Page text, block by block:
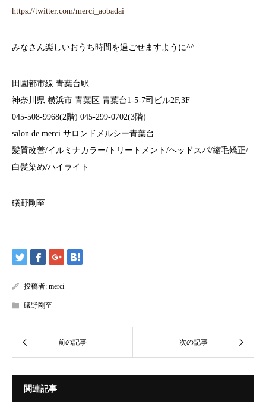
https://twitter.com/merci_aobadai
みなさん楽しいおうち時間を過ごせますように^^
田園都市線 青葉台駅
神奈川県 横浜市 青葉区 青葉台1-5-7司ビル2F,3F
045-508-9968(2階) 045-299-0702(3階)
salon de merci サロンドメルシー青葉台
髪質改善/イルミナカラー/トリートメント/ヘッドスパ/縮毛矯正/
白髪染め/ハイライト
礒野剛至
投稿者: merci
礒野剛至
関連記事